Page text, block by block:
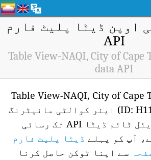
اوپن ڈیٹا پلیٹ فارم
API
Table View-NAQI, City of Cape
data API
Table View-NAQI, City of Cape
(ID: H11409) ایئر کوالٹی مانیٹرنگ
اسٹیشن کے لیے ریئل ٹائم ڈیٹا API تک رسائی
آپ کو پہلے ڈیٹا پلیٹ فارم
سے اپنا ٹوکن حاصل کرنا